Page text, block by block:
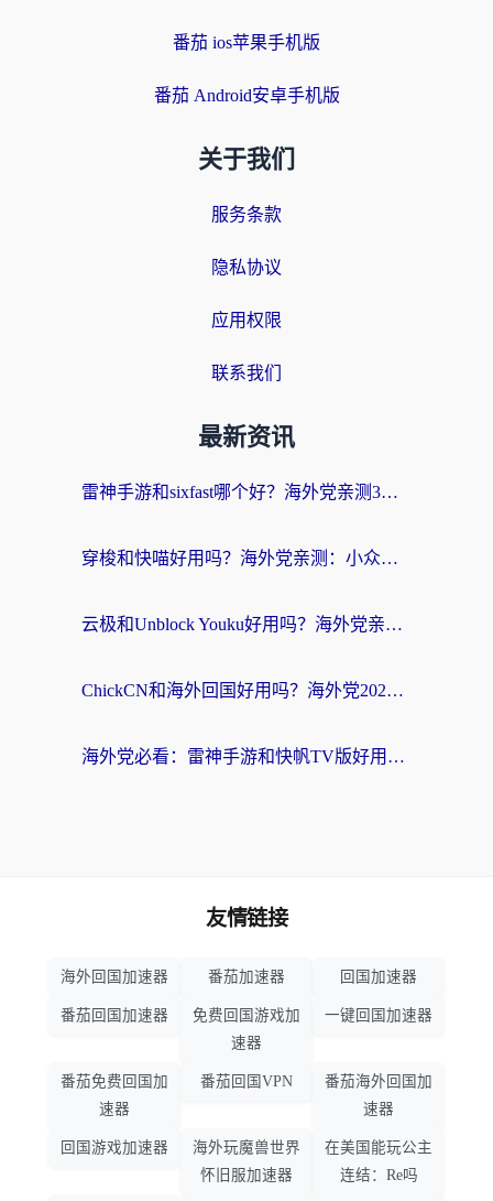
番茄 ios苹果手机版
番茄 Android安卓手机版
关于我们
服务条款
隐私协议
应用权限
联系我们
最新资讯
雷神手游和sixfast哪个好？海外党亲测3款回国加速器，教你选对不踩坑
穿梭和快喵好用吗？海外党亲测：小众加速器对比+番茄加速器深度体验
云极和Unblock Youku好用吗？海外党亲测+2026回国加速器避坑指南
ChickCN和海外回国好用吗？海外党2026亲测：从手游到影音，选对加速器的3个关键
海外党必看：雷神手游和快帆TV版好用吗？3步选对回国加速器不踩坑
友情链接
海外回国加速器 番茄加速器 回国加速器
番茄回国加速器
免费回国游戏加
速器
一键回国加速器
番茄免费回国加
速器
番茄回国VPN
番茄海外回国加
速器
回国游戏加速器
海外玩魔兽世界
怀旧服加速器
在美国能玩公主
连结：Re吗